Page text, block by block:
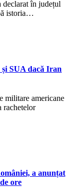
declarat în județul
istoria…
SUA dacă Iran
militare americane
rachetelor
a anunțat
ore